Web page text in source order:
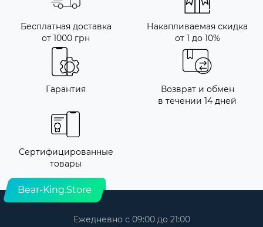
Бесплатная доставка
от 1000 грн
Накапливаемая скидка
от 1 до 10%
Гарантия
Возврат и обмен
в течении 14 дней
Сертифицированные
товары
Bear-King.Store
Ежедневно с 09:00 до 21:00